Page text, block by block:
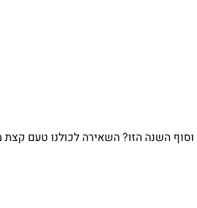
השנה הזו? השאירה לכולנו טעם קצת